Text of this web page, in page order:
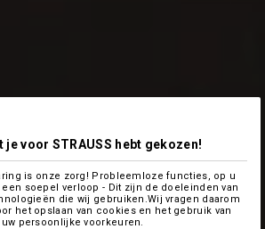
je voor STRAUSS hebt gekozen!
is onze zorg! Probleemloze functies, op u
soepel verloop - Dit zijn de doeleinden van
die wij gebruiken.Wij vragen daarom
het opslaan van cookies en het gebruik van
persoonlijke voorkeuren.